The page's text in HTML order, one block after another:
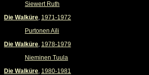
Siewert Ruth
Die Walküre, 1971-1972
Purtonen Aïli
Die Walküre, 1978-1979
Nieminen Tuula
Die Walküre, 1980-1981